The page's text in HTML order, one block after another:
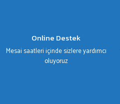
Online Destek
Mesai saatleri içinde sizlere yardımcı
oluyoruz